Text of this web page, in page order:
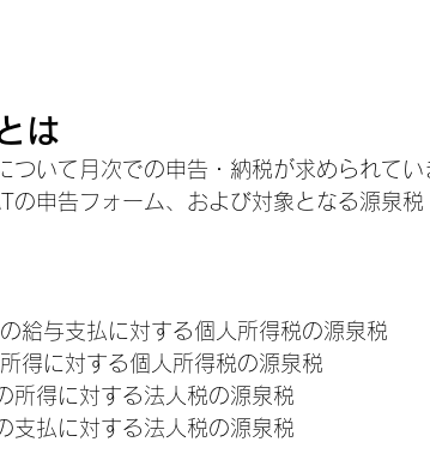
は
いて月次での申告・納税が求められてい
の申告フォーム、および対象となる源泉
支払に対する個人所得税の源泉税
対する個人所得税の源泉税
に対する法人税の源泉税
に対する法人税の源泉税